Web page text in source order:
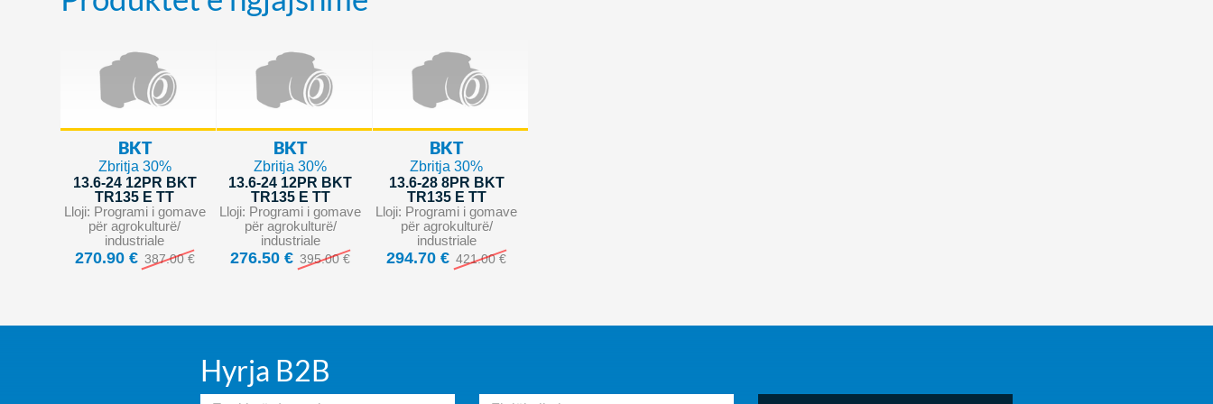
BKT
Zbritja 30%
13.6-24 12PR BKT
TR135 E TT
Lloji: Programi i gomave
për agrokulturë/
industriale
270.90 € 387.00 €
BKT
Zbritja 30%
13.6-24 12PR BKT
TR135 E TT
Lloji: Programi i gomave
për agrokulturë/
industriale
276.50 € 395.00 €
BKT
Zbritja 30%
13.6-28 8PR BKT
TR135 E TT
Lloji: Programi i gomave
për agrokulturë/
industriale
294.70 € 421.00 €
Hyrja B2B